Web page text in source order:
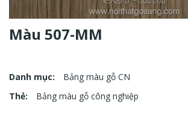
Màu 507-MM
Danh mục:
Bảng màu gỗ CN
Thẻ:
Bảng màu gỗ công nghiệp